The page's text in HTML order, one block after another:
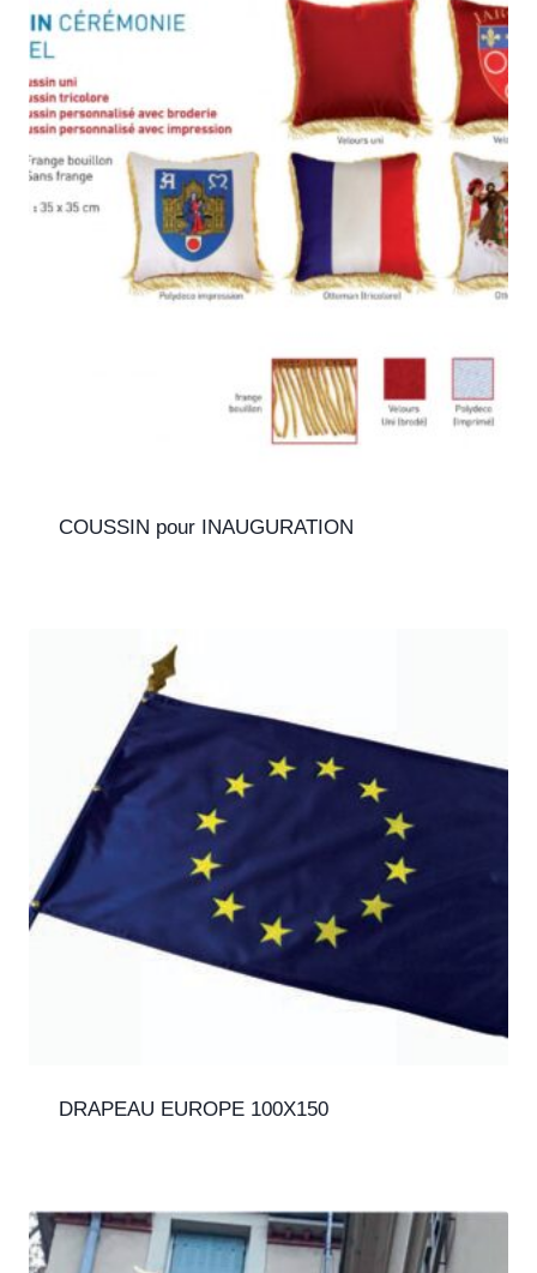
COUSSIN pour INAUGURATION
DRAPEAU EUROPE 100X150